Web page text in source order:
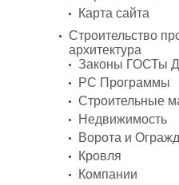
Карта сайта
Строительство
архитектура
Законы ГОСТы
PC Программы
Строительные
Недвижимость
Ворота и
Кровля
Компании